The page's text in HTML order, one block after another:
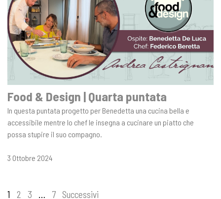
Food & Design | Quarta puntata
In questa puntata progetto per Benedetta una cucina bella e
accessibile mentre lo chef le insegna a cucinare un piatto che
possa stupire il suo compagno.
3 Ottobre 2024
Navigazione
1 2 3 7 Successivi